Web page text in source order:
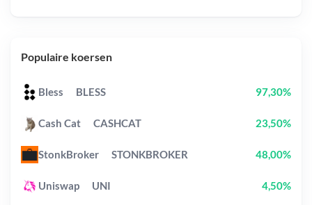
Populaire koersen
Bless BLESS 97,30%
Cash Cat CASHCAT 23,50%
StonkBroker STONKBROKER 48,00%
Uniswap UNI 4,50%